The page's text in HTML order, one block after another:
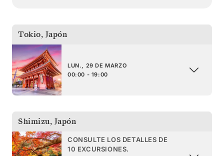
Tokio, Japón
LUN., 29 DE MARZO
00:00 - 19:00
Shimizu, Japón
CONSULTE LOS DETALLES DE
10 EXCURSIONES.